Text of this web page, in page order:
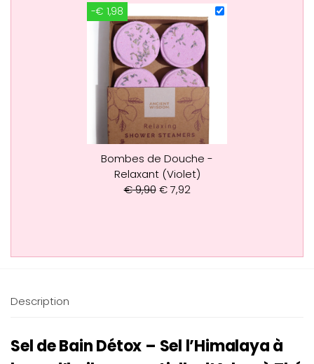
-€ 1,98
Bombes de Douche -
Relaxant (Violet)
€9,90 €7,92
Description
Sel de Bain Détox – Sel l’Himalaya à